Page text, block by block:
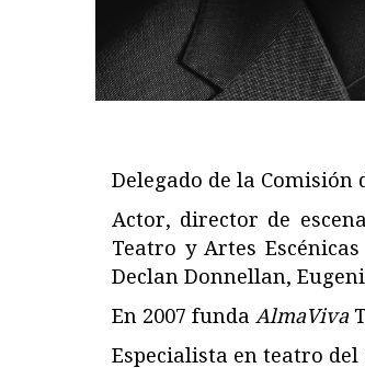
Delegado de la Comisión
Actor, director de
Teatro y Artes
Declan Donnellan,
En 2007 funda AlmaViva
Especialista en teatro